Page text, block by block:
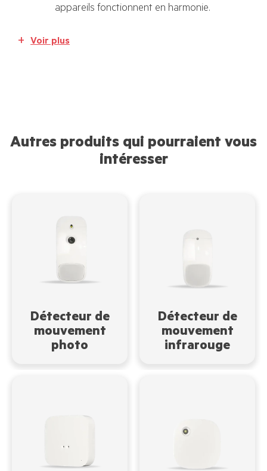
appareils fonctionnent en harmonie.
Voir plus
Autres produits qui pourraient vous
intéresser
Détecteur de
mouvement
photo
Détecteur de
mouvement
infrarouge